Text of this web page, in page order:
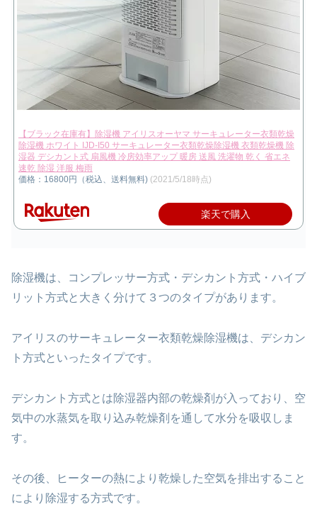
【ブラック在庫有】除湿機 アイリスオーヤマ サーキュレーター衣類乾燥
除湿機 ホワイト IJD-I50 サーキュレーター衣類乾燥除湿機 衣類乾燥機 除
湿器 デシカント式 扇風機 冷房効率アップ 暖房 送風 洗濯物 乾く 省エネ
速乾 除湿 洋服 梅雨
価格：16800円（税込、送料無料) (2021/5/18時点)
楽天で購入
除湿機は、コンプレッサー方式・デシカント方式・ハイブ
リット方式と大きく分けて３つのタイプがあります。
アイリスのサーキュレーター衣類乾燥除湿機は、デシカン
ト方式といったタイプです。
デシカント方式とは除湿器内部の乾燥剤が入っており、空
気中の水蒸気を取り込み乾燥剤を通して水分を吸収しま
す。
その後、ヒーターの熱により乾燥した空気を排出すること
により除湿する方式です。